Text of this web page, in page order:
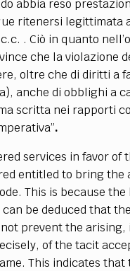
abbia reso
ritenersi legittimata
. Ciò in quanto
che la violazione
oltre che di diritti a
anche di obblighi a
scritta nei rapporti
.
services in favor
entitled to bring
This is because
be deduced that
prevent the
of the tacit
This indicates